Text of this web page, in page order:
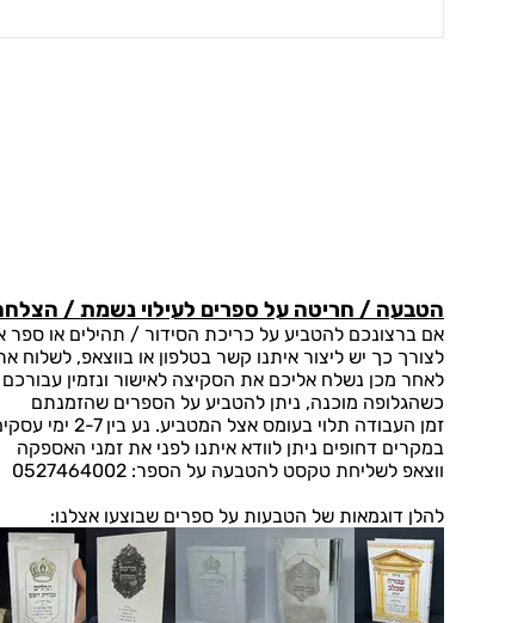
הטבעה / חריטה על ספרים לעילוי נשמת /
אם ברצונכם להטביע על כריכת הסידור / תהילים או ספר
לצורך כך יש ליצור איתנו קשר בטלפון או בווצאפ,
לאחר מכן נשלח אליכם את הסקיצה לאישור ונזמין עבורכם
כשהגלופה מוכנה, ניתן להטביע על הספרים שהזמנתם
זמן העבודה תלוי בעומס אצל המטביע. נע בין 2-7 ימי עסקים
במקרים דחופים ניתן לוודא איתנו לפני את זמני האספקה
ווצאפ לשליחת טקסט להטבעה על הספר: 0527464002
להלן דוגמאות של הטבעות על ספרים שבוצעו אצלנו: